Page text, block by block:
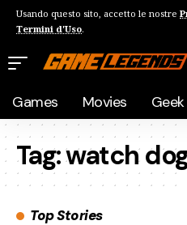
Usando questo sito, accetto le nostre
Termini d'Uso.
Games Movies Geek
Tag:watch
Top Stories